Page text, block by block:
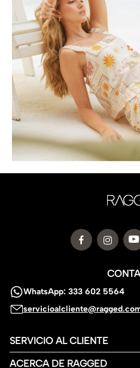
WhatsApp: 333 602 5564
SERVICIO AL CLIENTE
ACERCA DE RAGGED